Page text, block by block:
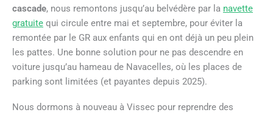
cascade, nous remontons jusqu’au belvédère par la navette
gratuite qui circule entre mai et septembre, pour éviter la
remontée par le GR aux enfants qui en ont déjà un peu plein
les pattes. Une bonne solution pour ne pas descendre en
voiture jusqu’au hameau de Navacelles, où les places de
parking sont limitées (et payantes depuis 2025).
Nous dormons à nouveau à Vissec pour reprendre des